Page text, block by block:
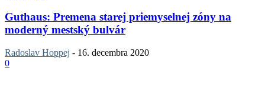
Guthaus: Premena starej priemyselnej zóny na
moderný mestský bulvár
Radoslav Hoppej - 16. decembra 2020
0